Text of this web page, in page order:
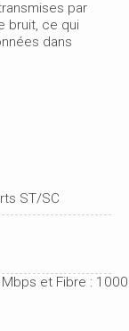
par
bruit, ce qui
dans
ST/SC
et Fibre : 1000